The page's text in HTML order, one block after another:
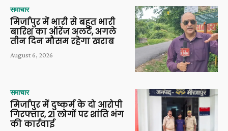
समाचार
मिर्जापुर में भारी से बहुत भारी
बारिश का ऑरेंज अलर्ट, अगले
तीन दिन मौसम रहेगा खराब
August 6, 2026
समाचार
मिर्जापुर में दुष्कर्म के दो आरोपी
गिरफ्तार, 21 लोगों पर शांति भंग
की कार्रवाई